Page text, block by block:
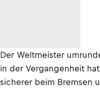
Der Weltmeister
in der Vergangenheit
sicherer beim Bremsen